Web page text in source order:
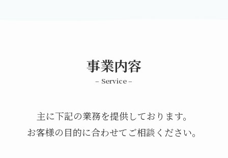
事業内容
– Service –
主に下記の業務を提供しております。
お客様の目的に合わせてご相談ください。